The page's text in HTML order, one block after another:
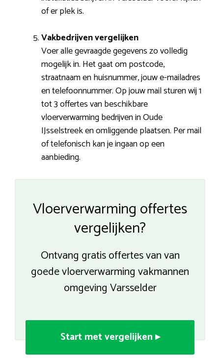
of er plek is.
Vakbedrijven vergelijken
Voer alle gevraagde gegevens zo volledig
mogelijk in. Het gaat om postcode,
straatnaam en huisnummer, jouw e-mailadres
en telefoonnummer. Op jouw mail sturen wij 1
tot 3 offertes van beschikbare
vloerverwarming bedrijven in Oude
IJsselstreek en omliggende plaatsen. Per mail
of telefonisch kan je ingaan op een
aanbieding.
Vloerverwarming offertes
vergelijken?
Ontvang gratis offertes van van
goede vloerverwarming vakmannen
omgeving Varsselder
Start met vergelijken ▸